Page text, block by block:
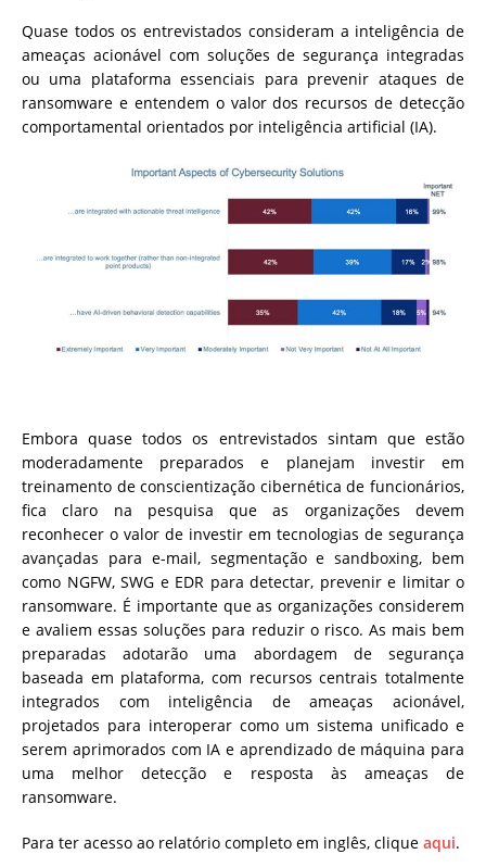
Quase todos os entrevistados consideram a inteligência de
ameaças acionável ​​com soluções de segurança integradas
ou uma plataforma essenciais para prevenir ataques de
ransomware e entendem o valor dos recursos de detecção
comportamental orientados por inteligência artificial (IA).
Embora quase todos os entrevistados sintam que estão
moderadamente preparados e planejam investir em
treinamento de conscientização cibernética de funcionários,
fica claro na pesquisa que as organizações devem
reconhecer o valor de investir em tecnologias de segurança
avançadas para e-mail, segmentação e sandboxing, bem
como NGFW, SWG e EDR para detectar, prevenir e limitar o
ransomware. É importante que as organizações considerem
e avaliem essas soluções para reduzir o risco. As mais bem
preparadas adotarão uma abordagem de segurança
baseada em plataforma, com recursos centrais totalmente
integrados com inteligência de ameaças acionável,
projetados para interoperar como um sistema unificado e
serem aprimorados com IA e aprendizado de máquina para
uma melhor detecção e resposta às ameaças de
ransomware.
Para ter acesso ao relatório completo em inglês, clique aqui.